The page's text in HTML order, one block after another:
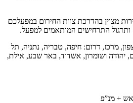
מצוין בהדרכת צוות החירום במפעלכם
התרחישים המותאמים למפעל.
מרכז, דרום: חיפה, טבריה, נתניה, תל
יהודה ושומרון, אשדוד, באר שבע, אילת,
+ מנ”פ